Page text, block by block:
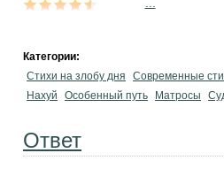
Категории:
Стихи на злобу дня
Современные
Нахуй
Особенный путь Матросы
Ответ